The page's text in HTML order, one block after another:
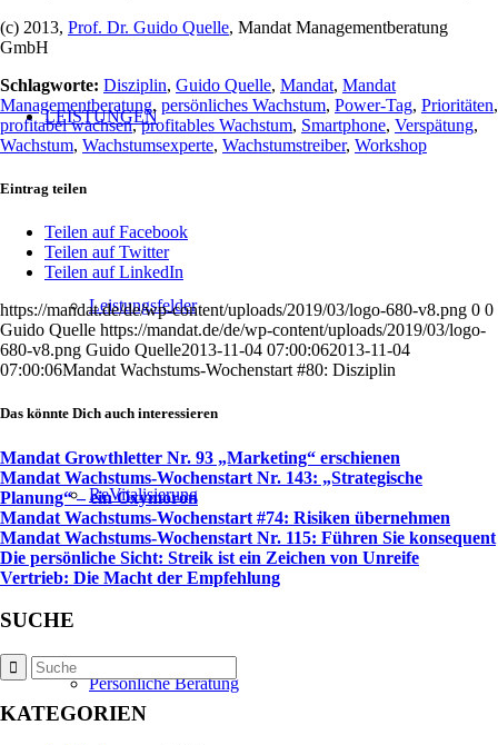
LEISTUNGEN
Leistungsfelder
ReVitalisierung
Persönliche Beratung
(c) 2013, Prof. Dr. Guido Quelle, Mandat Managementberatung
GmbH
Schlagworte: Disziplin, Guido Quelle, Mandat, Mandat
Managementberatung, persönliches Wachstum, Power-Tag, Prioritäten,
profitabel wachsen,profitables Wachstum, Smartphone, Verspätung,
Wachstum, Wachstumsexperte, Wachstumstreiber, Workshop
Eintrag teilen
Teilen auf Facebook
Teilen auf Twitter
Teilen auf LinkedIn
https://mandat.de/de/wp-content/uploads/2019/03/logo-680-v8.png 0 0
Guido Quelle https://mandat.de/de/wp-content/uploads/2019/03/logo-
680-v8.png Guido Quelle2013-11-04 07:00:062013-11-04
07:00:06Mandat Wachstums-Wochenstart #80: Disziplin
Das könnte Dich auch interessieren
Mandat Growthletter Nr. 93 „Marketing“ erschienen
Mandat Wachstums-Wochenstart Nr. 143: „Strategische
Planung“ – ein Oxymoron
Mandat Wachstums-Wochenstart #74: Risiken übernehmen
Mandat Wachstums-Wochenstart Nr. 115: Führen Sie konsequent
Die persönliche Sicht: Streik ist ein Zeichen von Unreife
Vertrieb: Die Macht der Empfehlung
SUCHE
KATEGORIEN